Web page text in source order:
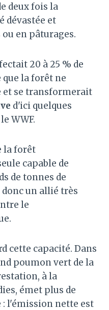
deux fois la
dévastée et
en pâturages.
20 à 25 % de
que la forêt ne
se transformerait
d'ici quelques
WWF.
la forêt
capable de
de tonnes de
un allié très
le
cette capacité. Dans
poumon vert de la
à la
émet plus de
: l'émission nette est